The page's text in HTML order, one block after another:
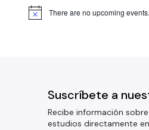
There are no upcoming events.
Suscríbete a
Recibe información
estudios directamente